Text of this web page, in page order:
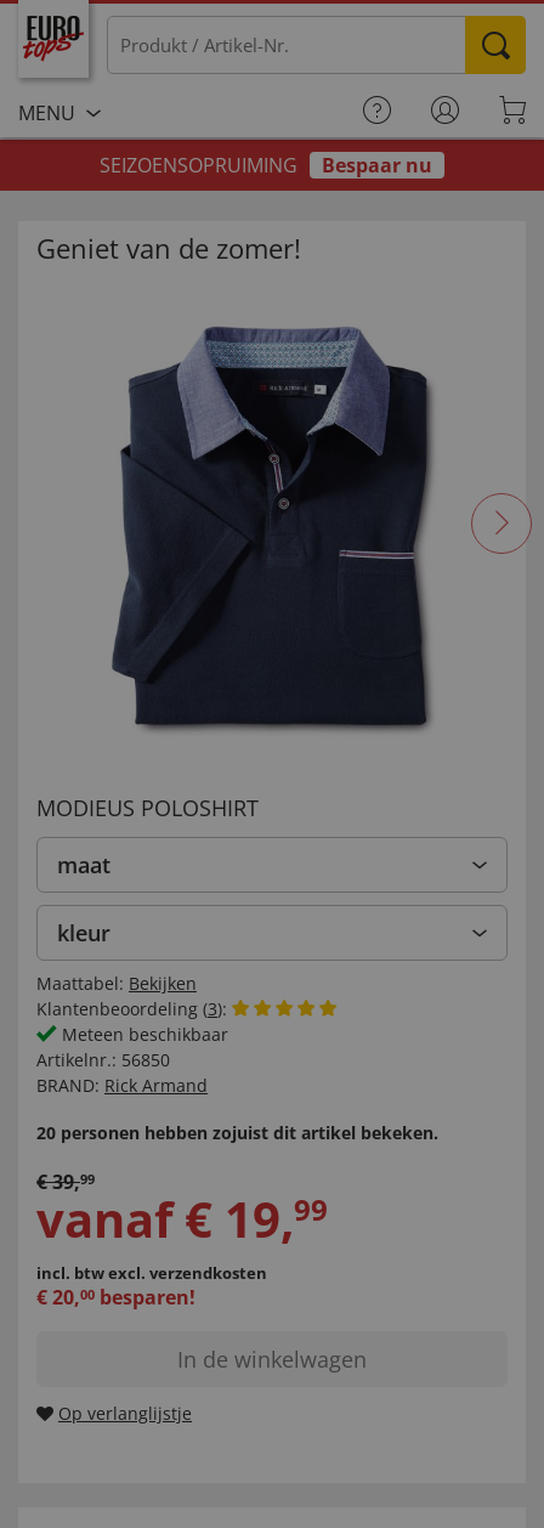
MENU
SEIZOENSOPRUIMING
Bespaar nu
Geniet van de zomer!
MODIEUS POLOSHIRT
maat
kleur
Maattabel: Bekijken
Klantenbeoordeling (3):
Meteen beschikbaar
Artikelnr.: 56850
BRAND: Rick Armand
20 personen hebben zojuist dit artikel bekeken.
€39,99
vanaf € 19,99
incl. btwexcl. verzendkosten
€20,00 besparen!
In de winkelwagen
Op verlanglijstje